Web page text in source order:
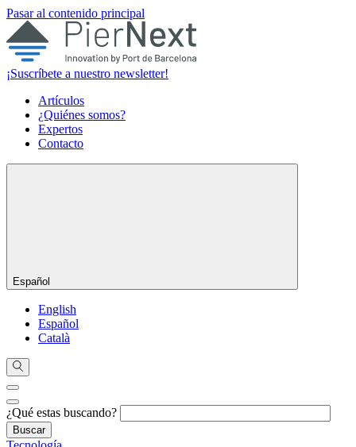
Pasar al contenido principal
¡Suscríbete a nuestro newsletter!
Artículos
¿Quiénes somos?
Expertos
Contacto
Español
English
Español
Català
¿Qué estas buscando?